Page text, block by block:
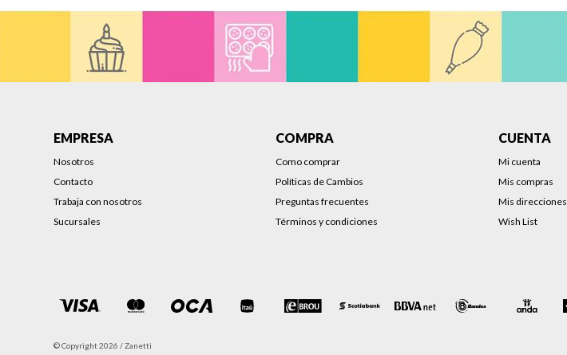
EMPRESA
Nosotros
Contacto
Trabaja con nosotros
Sucursales
COMPRA
Como comprar
Políticas de Cambios
Preguntas frecuentes
Términos y condiciones
CUENTA
Mi cuenta
Mis compras
Mis direcciones
Wish List
© Copyright 2026 / Zanetti